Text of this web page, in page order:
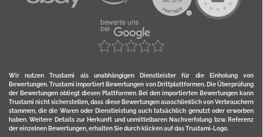
Wir nutzen Trustami als unabhängigen Dienstleister für die Einholung von
Bewertungen. Trustami importiert Bewertungen von Drittplattformen. Die Überprüfung
der Bewertungen obliegt diesen Plattformen. Bei den importierten Bewertungen kann
Trustami nicht sicherstellen, dass diese Bewertungen ausschließlich von Verbrauchern
stammen, die die Waren oder Dienstleistung auch tatsächlich genutzt oder erworben
haben. Weitere Details zur Herkunft und unmittelbaren Nachverfolung bzw. Referenz
der einzelnen Bewertungen, erhalten Sie durch klicken auf das Trustami-Logo.